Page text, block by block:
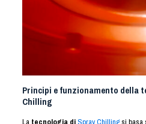
Principi e funzionamento della
Chilling